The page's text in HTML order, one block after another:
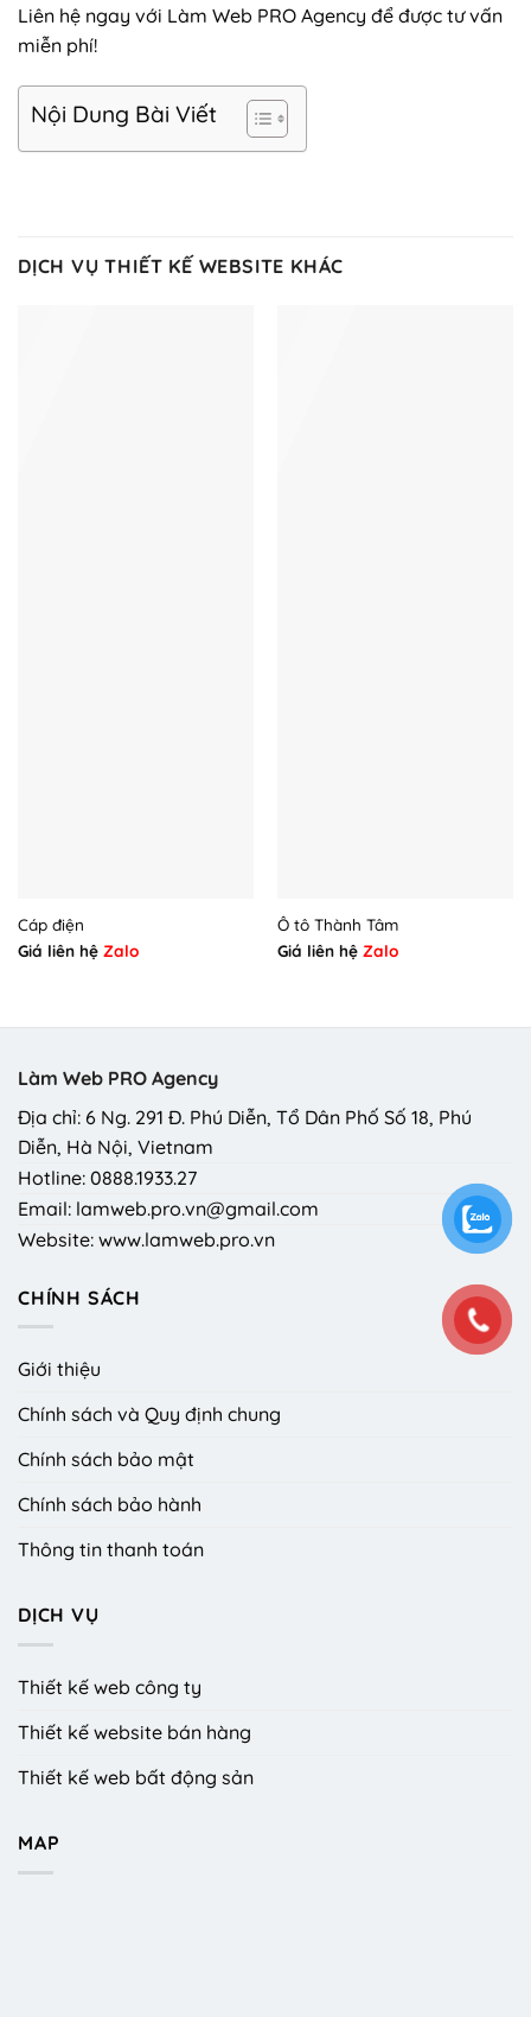
Liên hệ ngay với Làm Web PRO Agency để được tư vấn
miễn phí!
Nội Dung Bài Viết
DỊCH VỤ THIẾT KẾ WEBSITE KHÁC
Cáp điện
Giá liên hệ Zalo
Ô tô Thành Tâm
Giá liên hệ Zalo
Làm Web PRO Agency
Địa chỉ: 6 Ng. 291 Đ. Phú Diễn, Tổ Dân Phố Số 18, Phú
Diễn, Hà Nội, Vietnam
Hotline: 0888.1933.27
Email: lamweb.pro.vn@gmail.com
Website: www.lamweb.pro.vn
CHÍNH SÁCH
Giới thiệu
Chính sách và Quy định chung
Chính sách bảo mật
Chính sách bảo hành
Thông tin thanh toán
DỊCH VỤ
Thiết kế web công ty
Thiết kế website bán hàng
Thiết kế web bất động sản
MAP